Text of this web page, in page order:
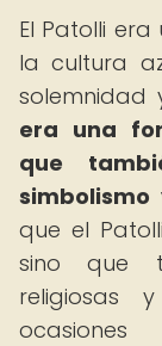
El Patolli
la cultura
solemnidad
era una
que
que el
sino que
religiosas